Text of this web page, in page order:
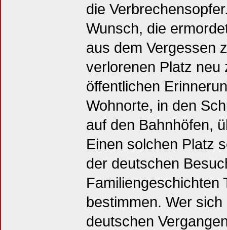
die
Wunsch, die
aus dem Vergessen
verlorenen Platz neu
öffentlichen
Wohnorte, in den
auf den Bahnhöfen,
Einen solchen Platz
der deutschen
Familiengeschichten
bestimmen. Wer
deutschen